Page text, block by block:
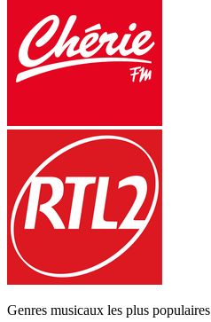
Genres musicaux les plus populaires